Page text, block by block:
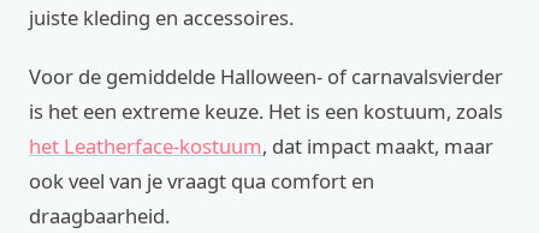
juiste kleding en accessoires.
Voor de gemiddelde Halloween- of carnavalsvierder
is het een extreme keuze. Het is een kostuum, zoals
het Leatherface-kostuum, dat impact maakt, maar
ook veel van je vraagt qua comfort en
draagbaarheid.